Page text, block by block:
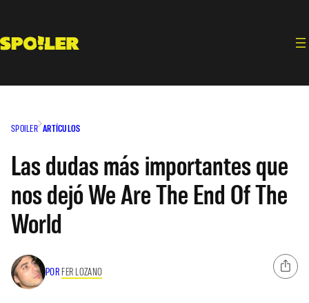
contenido
SPOILER ARTÍCULOS
Las dudas más importantes que
nos dejó We Are The End Of The
World
POR FER LOZANO